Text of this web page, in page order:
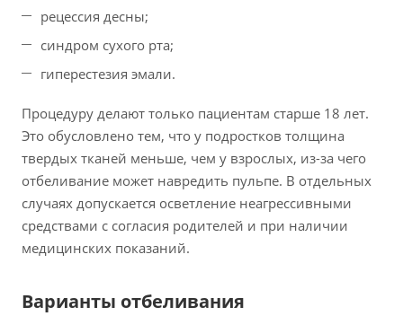
рецессия десны;
синдром сухого рта;
гиперестезия эмали.
Процедуру делают только пациентам старше 18 лет.
Это обусловлено тем, что у подростков толщина
твердых тканей меньше, чем у взрослых, из-за чего
отбеливание может навредить пульпе. В отдельных
случаях допускается осветление неагрессивными
средствами с согласия родителей и при наличии
медицинских показаний.
Варианты отбеливания